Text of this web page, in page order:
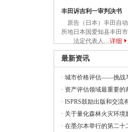
关于公开遴选《建设项目经济评价方法与参数（
关于开展2023年全国节能宣传周和全国低碳日活
关于印发《中央党政机关和事业单位所属企业国
丰田诉吉利一审判决书
原告（日本）丰田自
所地日本国爱知县丰田市
法定代表人…详细
最新资讯
· 城市价格评估——挑战
· 资产评估领域最重要
· ISPRS鼓励出版和交流
· 关于量化森林火灾环
· 在墨尔本举行的第二